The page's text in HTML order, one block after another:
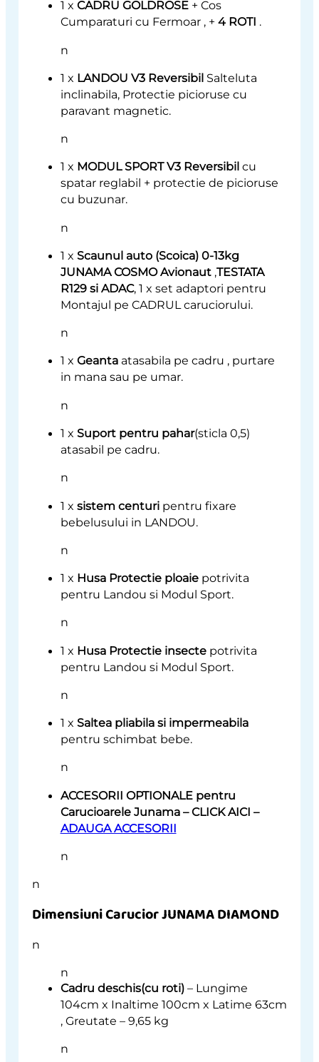
1 x CADRU GOLDROSE+ Cos
Cumparaturi cu Fermoar , + 4 ROTI .
n
1 x LANDOU V3 ReversibilSalteluta
inclinabila, Protectie picioruse cu
paravant magnetic.
n
1 x MODUL SPORT V3 Reversibilcu
spatar reglabil + protectie de picioruse
cu buzunar.
n
1 x Scaunul auto (Scoica) 0-13kg
JUNAMA COSMO Avionaut,TESTATA
R129 si ADAC, 1 x set adaptori pentru
Montajul pe CADRUL caruciorului.
n
1 x Geantaatasabila pe cadru , purtare
in mana sau pe umar.
n
1 x Suport pentru pahar(sticla 0,5)
atasabil pe cadru.
n
1 x sistem centuripentru fixare
bebelusului in LANDOU.
n
1 x Husa Protectie ploaiepotrivita
pentru Landou si Modul Sport.
n
1 x Husa Protectie insectepotrivita
pentru Landou si Modul Sport.
n
1 x Saltea pliabila si impermeabila
pentru schimbat bebe.
n
ACCESORII OPTIONALE pentru
Carucioarele Junama – CLICK AICI –
ADAUGA ACCESORII
n
n
Dimensiuni Carucior JUNAMA DIAMOND
n
n
Cadru deschis(cu roti)– Lungime
104cm x Inaltime 100cm x Latime 63cm
, Greutate – 9,65 kg
n